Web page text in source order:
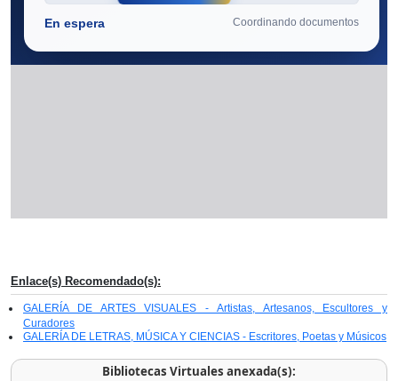
Enlace(s) Recomendado(s):
GALERÍA DE ARTES VISUALES - Artistas, Artesanos, Escultores y
Curadores
GALERÍA DE LETRAS, MÚSICA Y CIENCIAS - Escritores, Poetas y Músicos
Bibliotecas Virtuales anexada(s):